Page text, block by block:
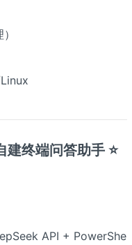
终端问答助手 ⭐
API + PowerShe